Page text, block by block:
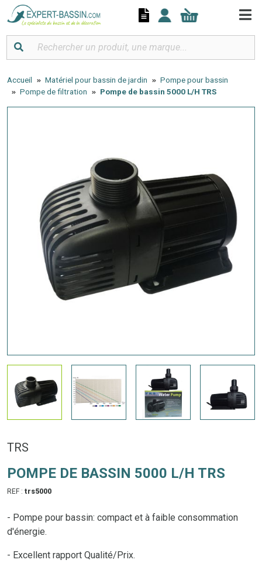
Accueil Matériel pour bassin de jardin
Pompe pour bassin
Pompe de filtration
Pompe de bassin 5000 L/H TRS
TRS
POMPE DE BASSIN 5000 L/H TRS
REF : trs5000
- Pompe pour bassin: compact et à faible consommation
d'énergie.
- Excellent rapport Qualité/Prix.
Panneau de gestion des cookies